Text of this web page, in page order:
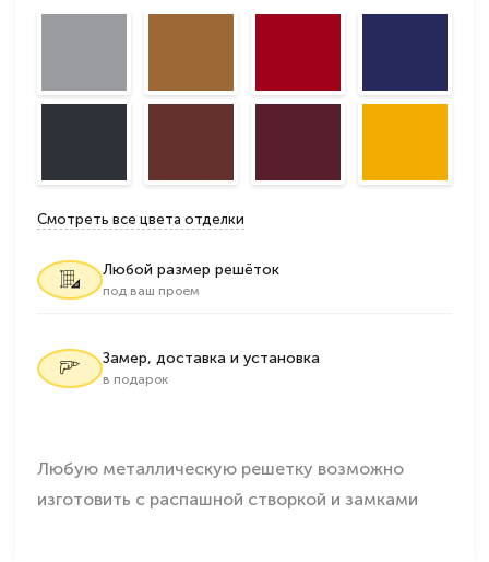
Смотреть все цвета отделки
Любой размер решёток
под ваш проем
Замер, доставка и установка
в подарок
Любую металлическую решетку возможно
изготовить с распашной створкой и замками